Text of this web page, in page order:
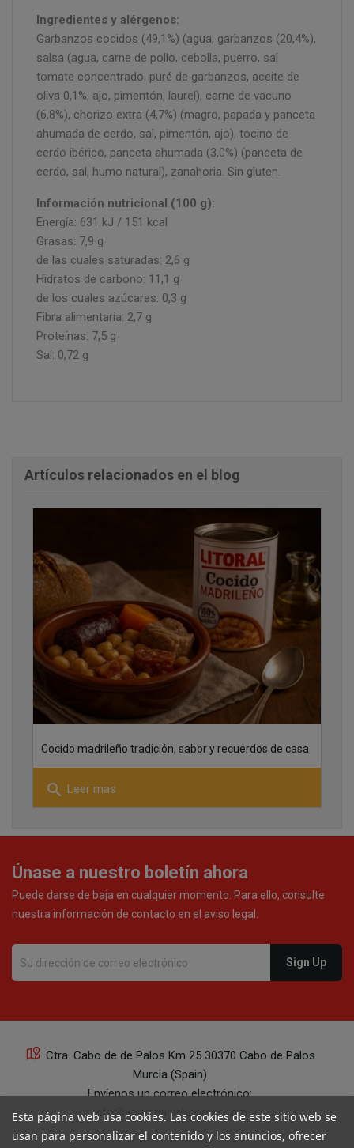
Ingredientes y alérgenos:
Garbanzos cocidos (49,1%) (agua, garbanzos (20,4%),
salsa (agua, carne de pollo, cebolla, puerro, sal
tomate concentrado, puré de garbanzos, aceite de
oliva 0,1%, ajo, pimentón, laurel), carne de vacuno
(6,8%), chorizo extra (4,7%) (magro, papada y panceta
ahumada de cerdo, sal, pimentón, ajo), tocino de
cerdo ibérico, panceta ahumada (3,0%) (panceta de
cerdo, sal, humo natural), zanahoria. Sin gluten.
Información nutricional (100 g):
Energía: 631 kJ / 151 kcal
Grasas: 7,9 g
de las cuales saturadas: 2,6 g
Hidratos de carbono: 11,1 g
de los cuales azúcares: 0,3 g
Fibra alimentaria: 2,7 g
Proteínas: 7,5 g
Sal: 0,72 g
Artículos relacionados en el blog
Cocido madrileño tradición, sabor y recuerdos de casa
search Leer mas
Únase a nuestro boletín ahora
Puede darse de baja en cualquier momento. Para ello, consulte
nuestra información de contacto en el aviso legal.
Ctra. Cabo de de Palos Km 25 30370 Cabo de Palos
Murcia (Spain)
Envíenos un correo electrónico:
info@yourspanishcorner.com
+34 647 29 98 21 de 9 a 14:30
Esta página web usa cookies. Las cookies de este sitio web se
usan para personalizar el contenido y los anuncios, ofrecer